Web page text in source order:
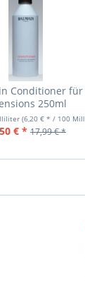
Conditioner für
250ml
(6,20 € * / 100
€ * 17,99 € *